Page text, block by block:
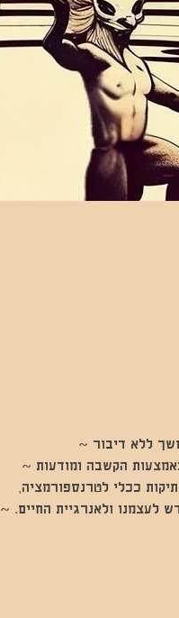
ללא דיבור ~
הקשבה ומודעות ~
ככלי לטרנספורמציה,
לעצמנו ולאנרגיית החיים. ~